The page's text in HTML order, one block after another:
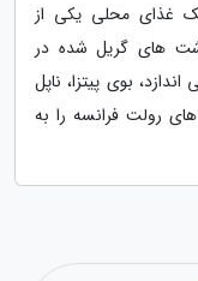
غذای محلی یکی از
های گریل شده در
بوی پیتزا، ناپل
های رولت فرانسه را به